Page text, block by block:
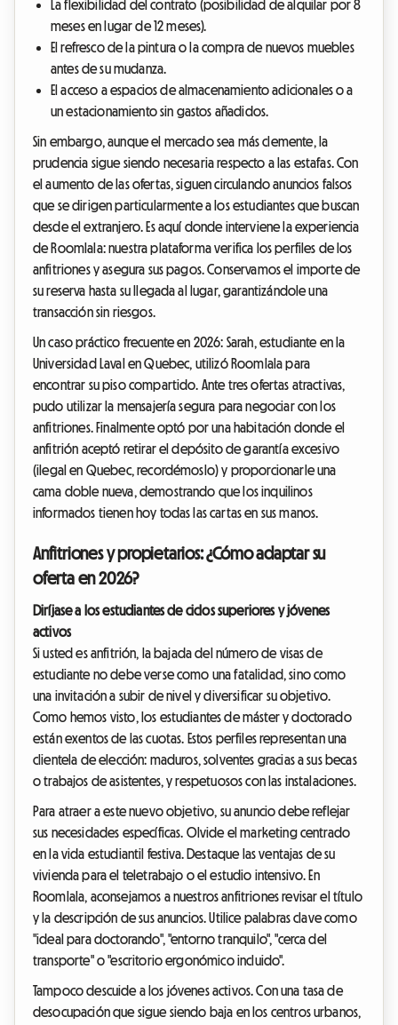
La flexibilidad del contrato (posibilidad de alquilar por 8
meses en lugar de 12 meses).
El refresco de la pintura o la compra de nuevos muebles
antes de su mudanza.
El acceso a espacios de almacenamiento adicionales o a
un estacionamiento sin gastos añadidos.
Sin embargo, aunque el mercado sea más clemente, la
prudencia sigue siendo necesaria respecto a las estafas. Con
el aumento de las ofertas, siguen circulando anuncios falsos
que se dirigen particularmente a los estudiantes que buscan
desde el extranjero. Es aquí donde interviene la experiencia
de Roomlala: nuestra plataforma verifica los perfiles de los
anfitriones y asegura sus pagos. Conservamos el importe de
su reserva hasta su llegada al lugar, garantizándole una
transacción sin riesgos.
Un caso práctico frecuente en 2026: Sarah, estudiante en la
Universidad Laval en Quebec, utilizó Roomlala para
encontrar su piso compartido. Ante tres ofertas atractivas,
pudo utilizar la mensajería segura para negociar con los
anfitriones. Finalmente optó por una habitación donde el
anfitrión aceptó retirar el depósito de garantía excesivo
(ilegal en Quebec, recordémoslo) y proporcionarle una
cama doble nueva, demostrando que los inquilinos
informados tienen hoy todas las cartas en sus manos.
Anfitriones y propietarios: ¿Cómo adaptar su
oferta en 2026?
Diríjase a los estudiantes de ciclos superiores y jóvenes
activos
Si usted es anfitrión, la bajada del número de visas de
estudiante no debe verse como una fatalidad, sino como
una invitación a subir de nivel y diversificar su objetivo.
Como hemos visto, los estudiantes de máster y doctorado
están exentos de las cuotas. Estos perfiles representan una
clientela de elección: maduros, solventes gracias a sus becas
o trabajos de asistentes, y respetuosos con las instalaciones.
Para atraer a este nuevo objetivo, su anuncio debe reflejar
sus necesidades específicas. Olvide el marketing centrado
en la vida estudiantil festiva. Destaque las ventajas de su
vivienda para el teletrabajo o el estudio intensivo. En
Roomlala, aconsejamos a nuestros anfitriones revisar el título
y la descripción de sus anuncios. Utilice palabras clave como
"ideal para doctorando", "entorno tranquilo", "cerca del
transporte" o "escritorio ergonómico incluido".
Tampoco descuide a los jóvenes activos. Con una tasa de
desocupación que sigue siendo baja en los centros urbanos,